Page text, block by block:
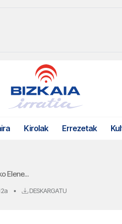
Kirolak Errezetak
Elene...
• DESKARGATU